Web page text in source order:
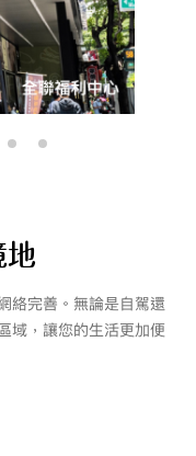
地
絡完善。無論是自駕還
域，讓您的生活更加便